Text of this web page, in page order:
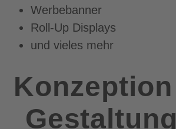
Werbebanner
Roll-Up Displays
und vieles mehr
Konzeption
Gestaltung